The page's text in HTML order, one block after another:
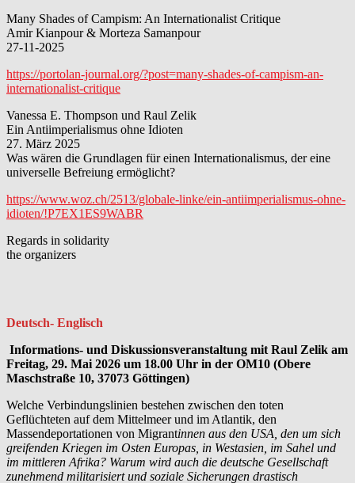
Many Shades of Campism: An Internationalist Critique
Amir Kianpour & Morteza Samanpour
27-11-2025
https://portolan-journal.org/?post=many-shades-of-campism-an-
internationalist-critique
Vanessa E. Thompson und Raul Zelik
Ein Antiimperialismus ohne Idioten
27. März 2025
Was wären die Grundlagen für einen Internationalismus, der eine
universelle Befreiung ermöglicht?
https://www.woz.ch/2513/globale-linke/ein-antiimperialismus-ohne-
idioten/!P7EX1ES9WABR
Regards in solidarity
the organizers
Deutsch- Englisch
⁨Informations- und Diskussionsveranstaltung mit Raul Zelik am
Freitag, 29. Mai 2026 um 18.00 Uhr in der OM10 (Obere
Maschstraße 10, 37073 Göttingen)
Welche Verbindungslinien bestehen zwischen den toten
Geflüchteten auf dem Mittelmeer und im Atlantik, den
Massendeportationen von Migrantinnen aus den USA, den um sich
greifenden Kriegen im Osten Europas, in Westasien, im Sahel und
im mittleren Afrika? Warum wird auch die deutsche Gesellschaft
zunehmend militarisiert und soziale Sicherungen drastisch